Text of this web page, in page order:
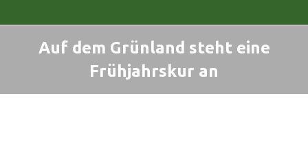
Auf dem Grünland steht eine
Frühjahrskur an